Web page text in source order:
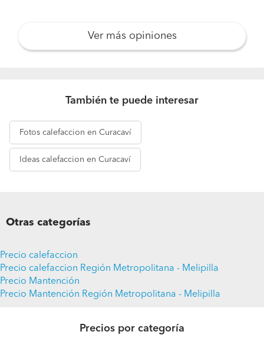
Ver más opiniones
También te puede interesar
Fotos calefaccion en Curacaví
Ideas calefaccion en Curacaví
Otras categorías
Precio calefaccion
Precio calefaccion Región Metropolitana - Melipilla
Precio Mantención
Precio Mantención Región Metropolitana - Melipilla
Precios por categoría